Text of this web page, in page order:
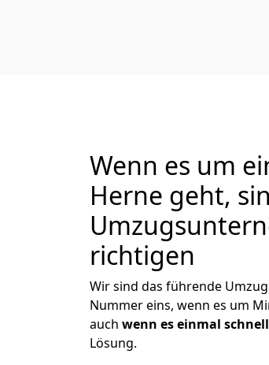
Wenn es um
Herne geht,
richtigen
Wir sind das führende
Nummer eins, wenn es um
auch wenn es einmal
Lösung.